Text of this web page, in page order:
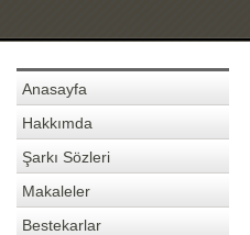
Anasayfa
Hakkımda
Şarkı Sözleri
Makaleler
Bestekarlar